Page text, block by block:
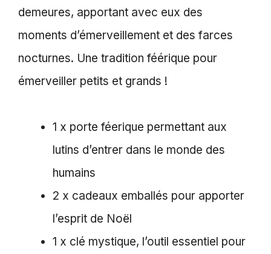
demeures, apportant avec eux des
moments d’émerveillement et des farces
nocturnes. Une tradition féérique pour
émerveiller petits et grands !
1 x porte féerique permettant aux
lutins d’entrer dans le monde des
humains
2 x cadeaux emballés pour apporter
l’esprit de Noël
1 x clé mystique, l’outil essentiel pour